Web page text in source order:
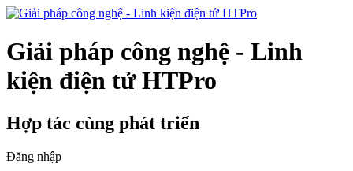
Giải pháp công nghệ - Linh
kiện điện tử HTPro
Hợp tác cùng phát triển
Đăng nhập